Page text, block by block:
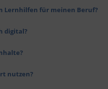
Lernhilfen für meinen Beruf?
digital?
nutzen?